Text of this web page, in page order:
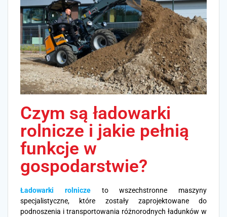
Czym są ładowarki
rolnicze i jakie pełnią
funkcje w
gospodarstwie?
Ładowarki rolniczeto wszechstronne maszyny
specjalistyczne, które zostały zaprojektowane do
podnoszenia i transportowania różnorodnych ładunków w